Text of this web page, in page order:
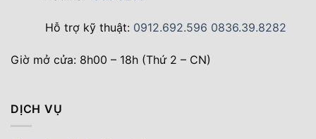
Hỗ trợ kỹ thuật: 0912.692.596 0836.39.8282
Giờ mở cửa: 8h00 – 18h (Thứ 2 – CN)
DỊCH VỤ